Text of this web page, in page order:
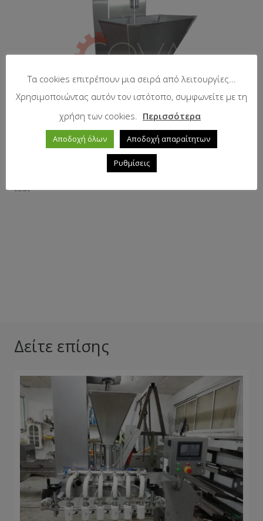
test
Δείτε επίσης
Τα cookies επιτρέπουν μια σειρά από λειτουργίες...
Χρησιμοποιώντας αυτόν τον ιστότοπο, συμφωνείτε με τη
χρήση των cookies.
Περισσότερα
Αποδοχή όλων Αποδοχή απαραίτητων
Ρυθμίσεις